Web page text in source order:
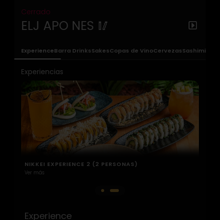
Cerrado
ELJ APO NES 🥢
ExperienceBarra DrinksSakesCopas de VinoCervezasSashimi
Experiencias
NIKKEI EXPERIENCE 2 (2 PERSONAS)
Ver más
Experience